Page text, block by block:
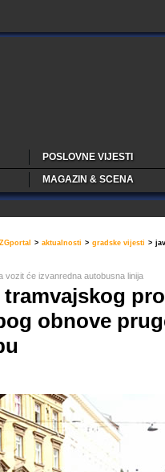
POSLOVNE VIJESTI
MAGAZIN & SCENA
ZGportal > aktualnosti > gradske vijesti >
vozit će izvanredna autobusna linija
tramvajskog
obnove